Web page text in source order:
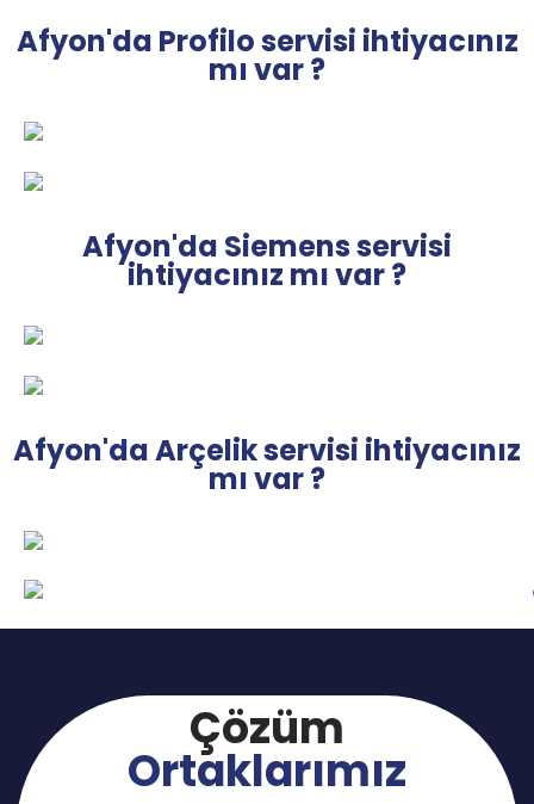
Afyon'da Profilo servisi ihtiyacınız
mı var ?
Afyon'da Siemens servisi
ihtiyacınız mı var ?
Afyon'da Arçelik servisi ihtiyacınız
mı var ?
Çözüm
Ortaklarımız